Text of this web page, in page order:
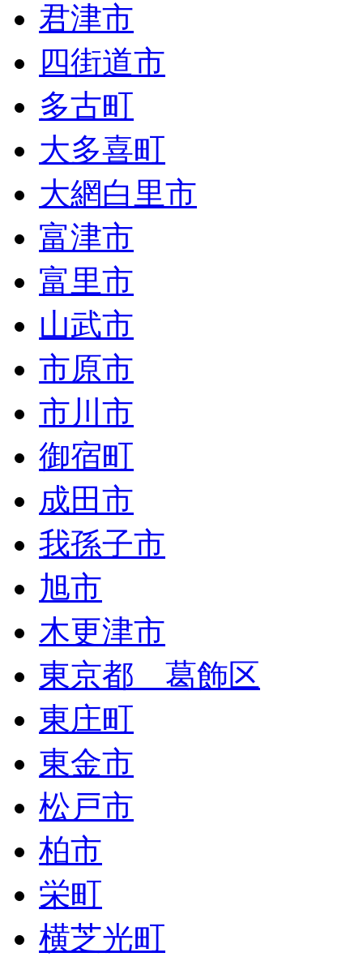
君津市
四街道市
多古町
大多喜町
大網白里市
富津市
富里市
山武市
市原市
市川市
御宿町
成田市
我孫子市
旭市
木更津市
東京都 葛飾区
東庄町
東金市
松戸市
柏市
栄町
横芝光町